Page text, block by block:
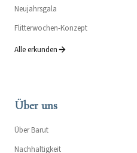
Neujahrsgala
Flitterwochen-Konzept
Alle erkunden
Über uns
Über Barut
Nachhaltigkeit